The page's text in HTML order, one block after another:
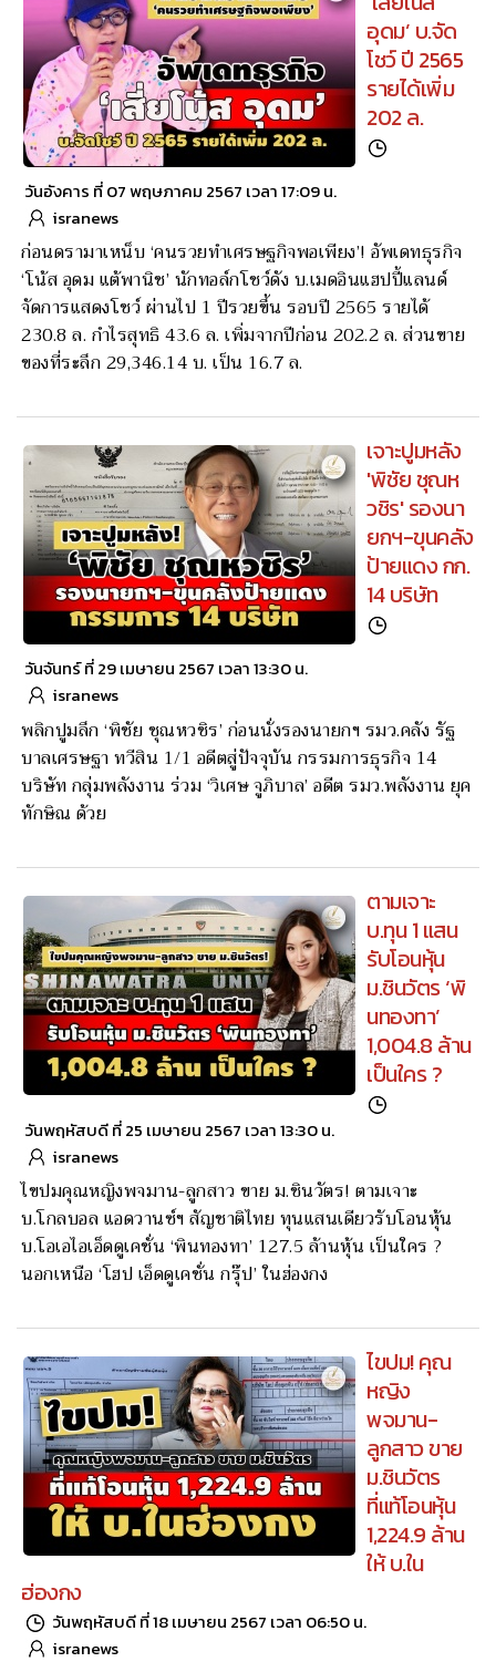
อุดม’ บ.จัด
โชว์ ปี 2565
รายได้เพิ่ม
202 ล.
วันอังคาร ที่ 07 พฤษภาคม 2567 เวลา 17:09 น.
isranews
ก่อนดรามาเหน็บ ‘คนรวยทำเศรษฐกิจพอเพียง’! อัพเดทธุรกิจ
‘โน้ส อุดม แต้พานิช’ นักทอล์กโชว์ดัง บ.เมดอินแฮปปี้แลนด์
จัดการแสดงโชว์ ผ่านไป 1 ปีรวยขึ้น รอบปี 2565 รายได้
230.8 ล. กำไรสุทธิ 43.6 ล. เพิ่มจากปีก่อน 202.2 ล. ส่วนขาย
ของที่ระลึก 29,346.14 บ. เป็น 16.7 ล.
เจาะปูมหลัง
'พิชัย ชุณห
วชิร' รองนา
ยกฯ-ขุนคลัง
ป้ายแดง กก.
14 บริษัท
วันจันทร์ ที่ 29 เมษายน 2567 เวลา 13:30 น.
isranews
พลิกปูมลึก ‘พิชัย ชุณหวชิร’ ก่อนนั่งรองนายกฯ รมว.คลัง รัฐ
บาลเศรษฐา ทวีสิน 1/1 อดีตสู่ปัจจุบัน กรรมการธุรกิจ 14
บริษัท กลุ่มพลังงาน ร่วม ‘วิเศษ จูภิบาล’ อดีต รมว.พลังงาน ยุค
ทักษิณ ด้วย
ตามเจาะ
บ.ทุน 1 แสน
รับโอนหุ้น
ม.ชินวัตร ‘พิ
นทองทา’
1,004.8 ล้าน
เป็นใคร ?
วันพฤหัสบดี ที่ 25 เมษายน 2567 เวลา 13:30 น.
isranews
ไขปมคุณหญิงพจมาน-ลูกสาว ขาย ม.ชินวัตร! ตามเจาะ
บ.โกลบอล แอดวานซ์ฯ สัญชาติไทย ทุนแสนเดียวรับโอนหุ้น
บ.โอเอไอเอ็ดดูเคชั่น ‘พินทองทา’ 127.5 ล้านหุ้น เป็นใคร ?
นอกเหนือ ‘โฮป เอ็ดดูเคชั่น กรุ๊ป’ ในฮ่องกง
ไขปม! คุณ
หญิง
พจมาน-
ลูกสาว ขาย
ม.ชินวัตร
ที่แท้โอนหุ้น
1,224.9 ล้าน
ให้ บ.ใน
ฮ่องกง
วันพฤหัสบดี ที่ 18 เมษายน 2567 เวลา 06:50 น.
isranews